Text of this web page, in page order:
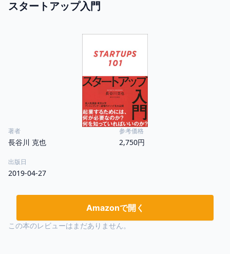
スタートアップ入門
著者
長谷川 克也
参考価格
2,750円
出版日
2019-04-27
Amazonで開く
この本のレビューはまだありません。